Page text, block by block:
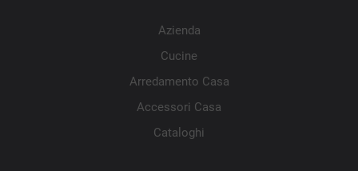
Azienda
Cucine
Arredamento Casa
Accessori Casa
Cataloghi